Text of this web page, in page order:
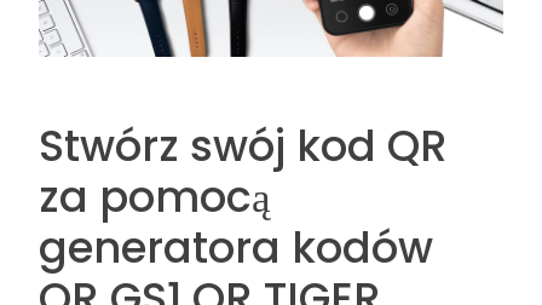
Stwórz swój kod QR
za pomocą
generatora kodów